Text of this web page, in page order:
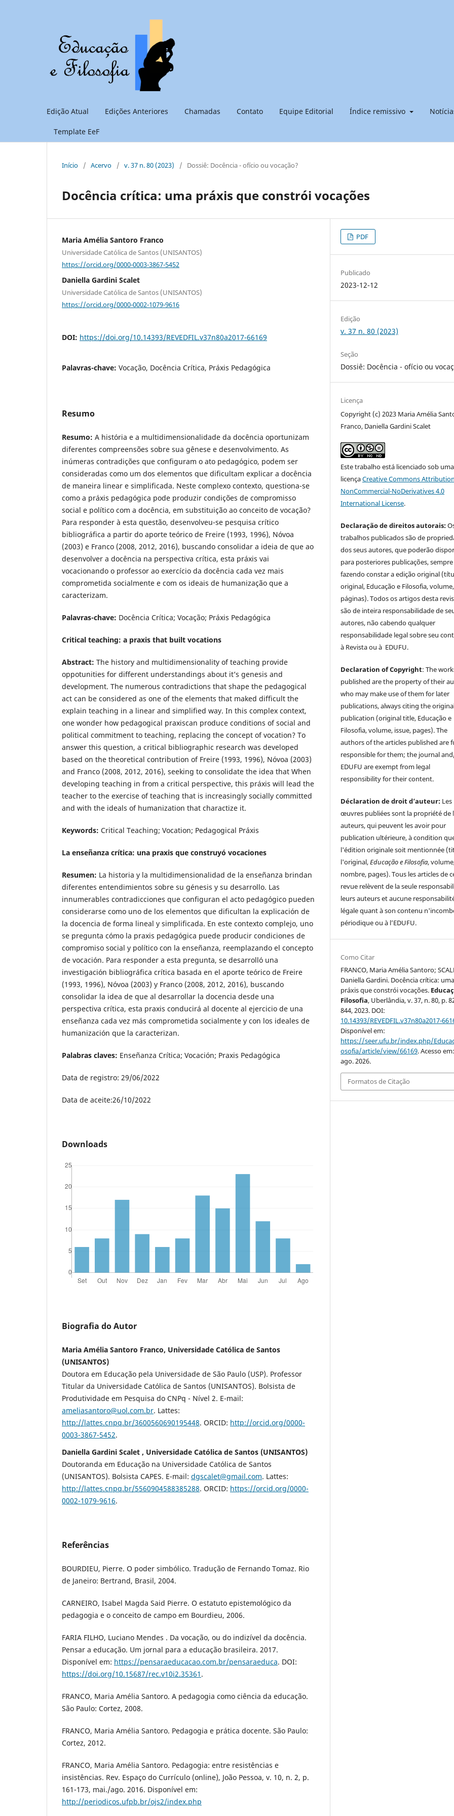
Edição Atual Edições Anteriores Chamadas Contato Equipe Editorial Índice remissivo
Template EeF
Início / Acervo / v. 37 n. 80 (2023) / Dossiê: Docência - ofício ou vocação?
Docência crítica: uma práxis que constrói vocações
Maria Amélia Santoro Franco
Universidade Católica de Santos (UNISANTOS)
https://orcid.org/0000-0003-3867-5452
Daniella Gardini Scalet
Universidade Católica de Santos (UNISANTOS)
https://orcid.org/0000-0002-1079-9616
DOI: https://doi.org/10.14393/REVEDFIL.v37n80a2017-66169
Palavras-chave: Vocação, Docência Crítica, Práxis Pedagógica
Resumo
Resumo: A história e a multidimensionalidade da docência oportunizam
diferentes compreensões sobre sua gênese e desenvolvimento. As
inúmeras contradições que configuram o ato pedagógico, podem ser
consideradas como um dos elementos que dificultam explicar a docência
de maneira linear e simplificada. Neste complexo contexto, questiona-se
como a práxis pedagógica pode produzir condições de compromisso
social e político com a docência, em substituição ao conceito de vocação?
Para responder à esta questão, desenvolveu-se pesquisa crítico
bibliográfica a partir do aporte teórico de Freire (1993, 1996), Nóvoa
(2003) e Franco (2008, 2012, 2016), buscando consolidar a ideia de que ao
desenvolver a docência na perspectiva crítica, esta práxis vai
vocacionando o professor ao exercício da docência cada vez mais
comprometida socialmente e com os ideais de humanização que a
caracterizam.
Palavras-chave: Docência Crítica; Vocação; Práxis Pedagógica
Critical teaching: a praxis that built vocations
Abstract: The history and multidimensionality of teaching provide
oppotunities for different understandings about it’s genesis and
development. The numerous contradictions that shape the pedagogical
act can be considered as one of the elements that maked difficult the
explain teaching in a linear and simplified way. In this complex context,
one wonder how pedagogical praxiscan produce conditions of social and
political commitment to teaching, replacing the concept of vocation? To
answer this question, a critical bibliographic research was developed
based on the theoretical contribution of Freire (1993, 1996), Nóvoa (2003)
and Franco (2008, 2012, 2016), seeking to consolidate the idea that When
developing teaching in from a critical perspective, this práxis will lead the
teacher to the exercise of teaching that is increasingly socially committed
and with the ideals of humanization that charactize it.
Keywords: Critical Teaching; Vocation; Pedagogical Práxis
La enseñanza crítica: una praxis que construyó vocaciones
Resumen: La historia y la multidimensionalidad de la enseñanza brindan
diferentes entendimientos sobre su génesis y su desarrollo. Las
innumerables contradicciones que configuran el acto pedagógico pueden
considerarse como uno de los elementos que dificultan la explicación de
la docencia de forma lineal y simplificada. En este contexto complejo, uno
se pregunta cómo la praxis pedagógica puede producir condiciones de
compromiso social y político con la enseñanza, reemplazando el concepto
de vocación. Para responder a esta pregunta, se desarrolló una
investigación bibliográfica crítica basada en el aporte teórico de Freire
(1993, 1996), Nóvoa (2003) y Franco (2008, 2012, 2016), buscando
consolidar la idea de que al desarrollar la docencia desde una
perspectiva crítica, esta praxis conducirá al docente al ejercicio de una
enseñanza cada vez más comprometida socialmente y con los ideales de
humanización que la caracterizan.
Palabras claves: Enseñanza Crítica; Vocación; Praxis Pedagógica
Data de registro: 29/06/2022
Data de aceite:26/10/2022
Downloads
Biografia do Autor
Maria Amélia Santoro Franco, Universidade Católica de Santos
(UNISANTOS)
Doutora em Educação pela Universidade de São Paulo (USP). Professor
Titular da Universidade Católica de Santos (UNISANTOS). Bolsista de
Produtividade em Pesquisa do CNPq - Nível 2. E-mail:
ameliasantoro@uol.com.br. Lattes:
http://lattes.cnpq.br/3600560690195448. ORCID: http://orcid.org/0000-
0003-3867-5452.
Daniella Gardini Scalet , Universidade Católica de Santos (UNISANTOS)
Doutoranda em Educação na Universidade Católica de Santos
(UNISANTOS). Bolsista CAPES. E-mail: dgscalet@gmail.com. Lattes:
http://lattes.cnpq.br/5560904588385288. ORCID: https://orcid.org/0000-
0002-1079-9616.
Referências
BOURDIEU, Pierre. O poder simbólico. Tradução de Fernando Tomaz. Rio
de Janeiro: Bertrand, Brasil, 2004.
CARNEIRO, Isabel Magda Said Pierre. O estatuto epistemológico da
pedagogia e o conceito de campo em Bourdieu, 2006.
FARIA FILHO, Luciano Mendes . Da vocação, ou do indizível da docência.
Pensar a educação. Um jornal para a educação brasileira. 2017.
Disponível em: https://pensaraeducacao.com.br/pensaraeduca. DOI:
https://doi.org/10.15687/rec.v10i2.35361 .
FRANCO, Maria Amélia Santoro. A pedagogia como ciência da educação.
São Paulo: Cortez, 2008.
FRANCO, Maria Amélia Santoro. Pedagogia e prática docente. São Paulo:
Cortez, 2012.
FRANCO, Maria Amélia Santoro. Pedagogia: entre resistências e
insistências. Rev. Espaço do Currículo (online), João Pessoa, v. 10, n. 2, p.
161-173, mai./ago. 2016. Disponível em:
http://periodicos.ufpb.br/ojs2/index.php
PDF
Publicado
2023-12-12
Edição
v. 37 n. 80 (2023)
Seção
Dossiê: Docência - ofício ou
Licença
Copyright (c) 2023 Maria Amélia
Franco, Daniella Gardini Scalet
Este trabalho está licenciado sob uma
licençaCreative Commons
NonCommercial-NoDerivatives 4.0
International License.
Declaração de direitos autorais:
trabalhos publicados são de
dos seus autores, que poderão
para posteriores publicações, sempre
fazendo constar a edição original
original, Educação e Filosofia,
páginas). Todos os artigos desta
são de inteira responsabilidade de
autores, não cabendo qualquer
responsabilidade legal sobre seu
à Revista ou à EDUFU.
Declaration of Copyright: The
published are the property of their
who may make use of them for later
publications, always citing the
publication (original title, Educação e
Filosofia, volume, issue, pages). The
authors of the articles published are
responsible for them; the journal
EDUFU are exempt from legal
responsibility for their content.
Déclaration de droit d’auteur: Les
œuvres publiées sont la propriété de
auteurs, qui peuvent les avoir pour
publication ultérieure, à condition
l'édition originale soit mentionnée
l'original,Educação e Filosofia,
nombre, pages). Tous les articles de
revue relèvent de la seule
leurs auteurs et aucune
légale quant à son contenu
périodique ou à l’EDUFU.
Como Citar
FRANCO, Maria Amélia Santoro;
Daniella Gardini. Docência crítica: uma
práxis que constrói vocações.
Filosofia, Uberlândia, v. 37, n. 80, p.
844, 2023. DOI:
10.14393/REVEDFIL.v37n80a2017-
Disponível em:
https://seer.ufu.br/index.php/
osofia/article/view/66169. Acesso
ago. 2026.
Formatos de Citação